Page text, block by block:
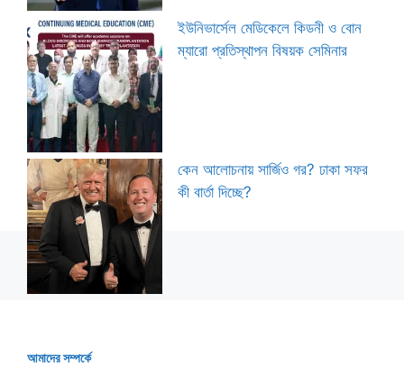
ইউনিভার্সেল মেডিকেলে কিডনী ও বোন
ম্যারো প্রতিস্থাপন বিষয়ক সেমিনার
কেন আলোচনায় সার্জিও গর? ঢাকা সফর
কী বার্তা দিচ্ছে?
আমাদের সম্পর্কে